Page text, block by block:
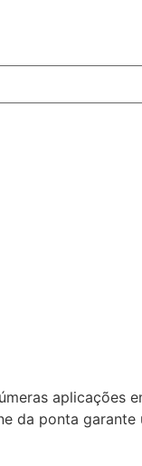
aplicações
da ponta garante